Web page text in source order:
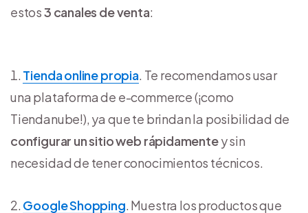
estos3 canales de venta:
Tienda online propia. Te recomendamos usar
una plataforma de e-commerce (¡como
Tiendanube!), ya que te brindan la posibilidad de
configurar un sitio web rápidamentey sin
necesidad de tener conocimientos técnicos.
Google Shopping. Muestra los productos que